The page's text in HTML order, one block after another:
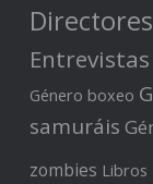
Directores
Entrevistas
Género boxeo
samuráis
zombies Libros